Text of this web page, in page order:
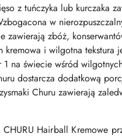
z tuńczyka lub kurczaka
w
zawierają zbóż,
kremowa i wilgotna tekstura
1 na świecie wśród
dostarcza dodatkową
Churu zawierają
Hairball Kremowe